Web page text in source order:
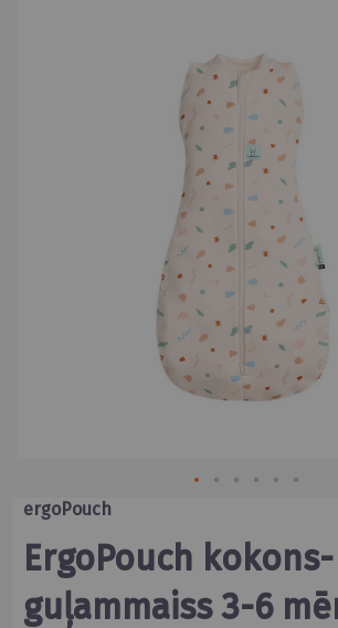
Skip
the
beginning
the
images
ergoPouch
ergoPouch kokons-
guļammaiss 3-6